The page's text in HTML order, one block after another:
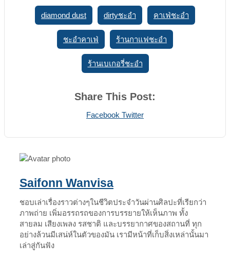
diamond dust dirtyชะอำ คาเฟ่ชะอำ
ชะอำคาเฟ่ ร้านกาแฟชะอำ
ร้านเบเกอรี่ชะอำ
Share This Post:
Facebook TwitterPrint
Share
Email
Saifonn Wanvisa
ชอบเล่าเรื่องราวต่างๆในชีวิตประจำวันผ่านศิลปะที่เรียกว่า
ภาพถ่าย เพิ่มอรรถรถของการบรรยายให้เห็นภาพ ทั้ง
สายลม เสียงเพลง รสชาติ และบรรยากาศของสถานที่ ทุก
อย่างล้วนมีเสน่ห์ในตัวของมัน เรามีหน้าที่เก็บสิ่งเหล่านั้นมา
เล่าสู่กันฟัง